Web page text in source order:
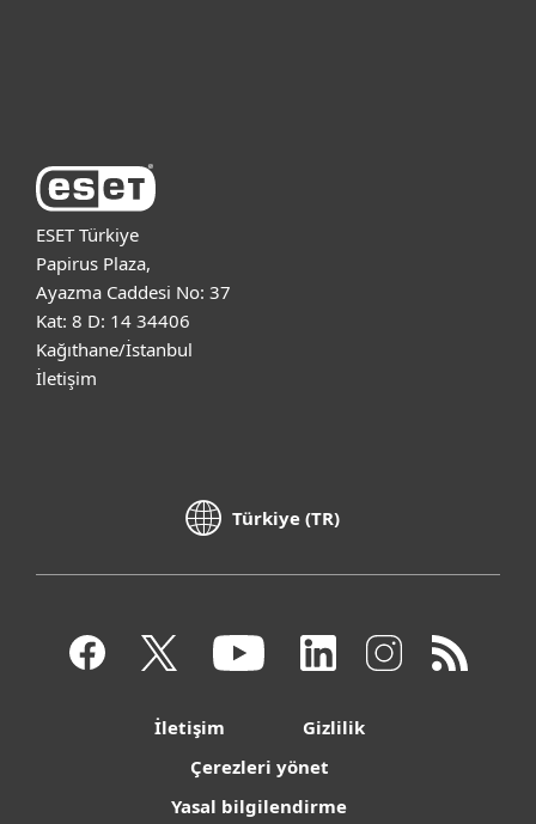
ESET Türkiye
Papirus Plaza,
Ayazma Caddesi No: 37
Kat: 8 D: 14 34406
Kağıthane/İstanbul
İletişim
Türkiye (TR)
İletişim
Gizlilik
Çerezleri yönet
Yasal bilgilendirme